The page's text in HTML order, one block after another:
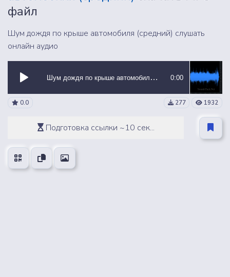
файл
Шум дождя по крыше автомобиля (средний) слушать
онлайн аудио
Шум дождя по крыше автомобиля (средний) 0:00
0.0 277 1932
Подготовка ссылки ~10 сек...